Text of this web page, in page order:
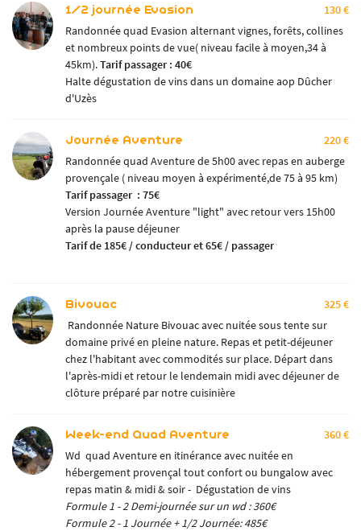
1/2 journée Evasion
130 €
Randonnée quad Evasion alternant vignes, forêts, collines
et nombreux points de vue( niveau facile à moyen,34 à
45km).Tarif passager : 40€
Halte dégustation de vins dans un domaine aop Dûcher
d'Uzès
Journée Aventure
220 €
Randonnée quad Aventure de 5h00 avec repas en auberge
provençale ( niveau moyen à expérimenté,de 75 à 95 km)
Tarif passager : 75€
Version Journée Aventure "light" avec retour vers 15h00
après la pause déjeuner
Tarif de 185€ / conducteur et 65€ / passager
Bivouac
325 €
Randonnée Nature Bivouac avec nuitée sous tente sur
domaine privé en pleine nature. Repas et petit-déjeuner
chez l'habitant avec commodités sur place. Départ dans
l'après-midi et retour le lendemain midi avec déjeuner de
clôture préparé par notre cuisinière
Week-end Quad Aventure
360 €
Wd quad Aventure en itinérance avec nuitée en
hébergement provençal tout confort ou bungalow avec
repas matin & midi & soir - Dégustation de vins
Formule 1 - 2 Demi-journée sur un wd : 360€
Formule 2 - 1 Journée + 1/2 Journée: 485€